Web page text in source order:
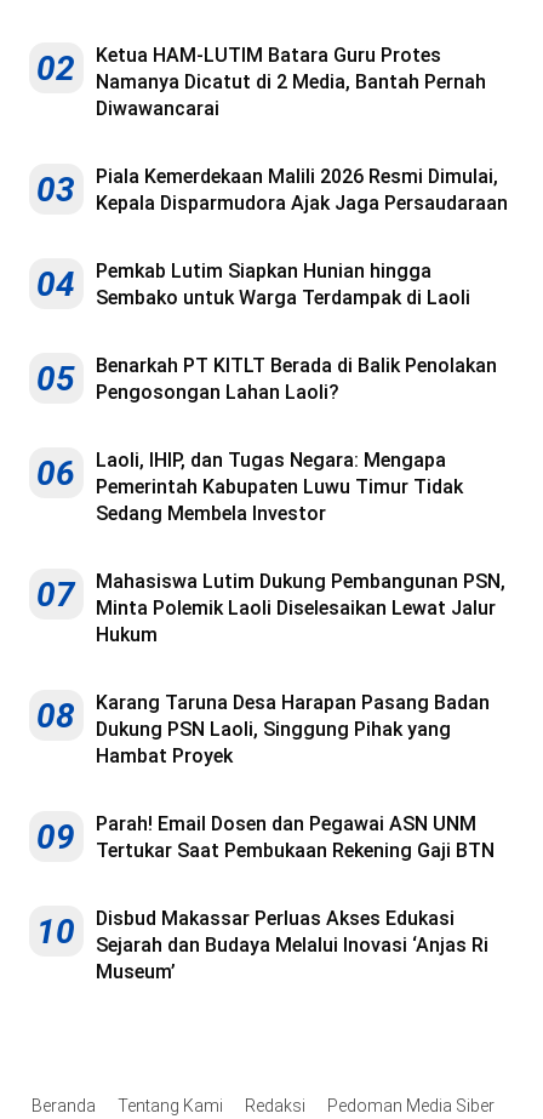
02
Ketua HAM-LUTIM Batara Guru Protes
Namanya Dicatut di 2 Media, Bantah Pernah
Diwawancarai
03
Piala Kemerdekaan Malili 2026 Resmi Dimulai,
Kepala Disparmudora Ajak Jaga Persaudaraan
04
Pemkab Lutim Siapkan Hunian hingga
Sembako untuk Warga Terdampak di Laoli
05
Benarkah PT KITLT Berada di Balik Penolakan
Pengosongan Lahan Laoli?
06
Laoli, IHIP, dan Tugas Negara: Mengapa
Pemerintah Kabupaten Luwu Timur Tidak
Sedang Membela Investor
07
Mahasiswa Lutim Dukung Pembangunan PSN,
Minta Polemik Laoli Diselesaikan Lewat Jalur
Hukum
08
Karang Taruna Desa Harapan Pasang Badan
Dukung PSN Laoli, Singgung Pihak yang
Hambat Proyek
09
Parah! Email Dosen dan Pegawai ASN UNM
Tertukar Saat Pembukaan Rekening Gaji BTN
10
Disbud Makassar Perluas Akses Edukasi
Sejarah dan Budaya Melalui Inovasi ‘Anjas Ri
Museum’
Beranda Tentang Kami Redaksi Pedoman Media Siber